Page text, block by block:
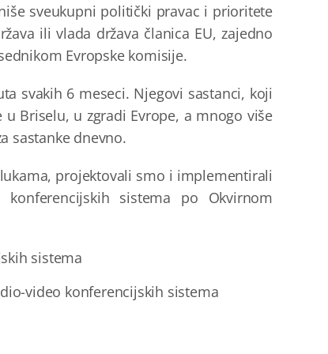
sveukupni politički pravac i prioritete
ili vlada država članica EU, zajedno
Evropske komisije.
svakih 6 meseci. Njegovi sastanci, koji
u Briselu, u zgradi Evrope, a mnogo više
sastanke dnevno.
projektovali smo i implementirali
sistema po Okvirnom
sistema
video konferencijskih sistema